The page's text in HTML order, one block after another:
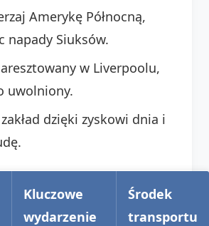
Amerykę Północną,
napady Siuksów.
w Liverpoolu,
uwolniony.
dzięki zyskowi dnia i
Kluczowe
wydarzenie
Środek
transportu